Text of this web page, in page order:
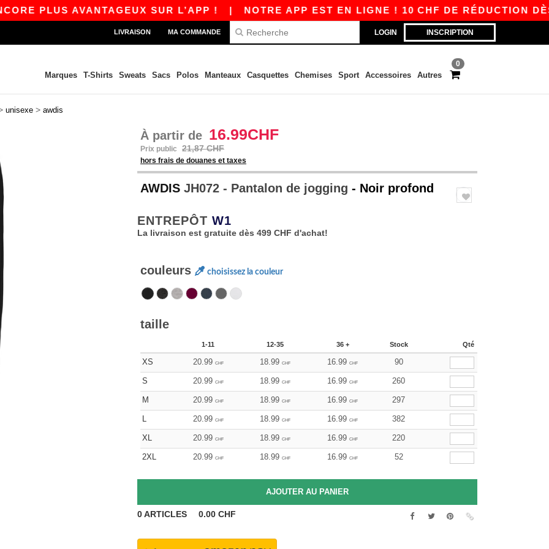
AVANTAGEUX SUR L’APP !|NOTRE APP EST EN LIGNE ! 10 CHF DE RÉDUCTION DÈS 80
LOGIN INSCRIPTION
LIVRAISON MA COMMANDE
0
Marques T-Shirts Sweats Sacs Polos Manteaux Casquettes Chemises Sport Accessoires Autres
unisexe > awdis
À partir de 16.99CHF
Prix public 21,87 CHF
hors frais de douanes et taxes
AWDIS JH072 - Pantalon de jogging - Noir profond
ENTREPÔT W1
La livraison est gratuite dès 499 CHF d'achat!
couleurs choisissez la couleur
taille
1-11 12-35 36 + Stock Qté
XS 20.99 CHF 18.99 CHF 16.99 CHF 90
S 20.99 CHF 18.99 CHF 16.99 CHF 260
M 20.99 CHF 18.99 CHF 16.99 CHF 297
L 20.99 CHF 18.99 CHF 16.99 CHF 382
XL 20.99 CHF 18.99 CHF 16.99 CHF 220
2XL 20.99 CHF 18.99 CHF 16.99 CHF 52
0ARTICLES 0.00 CHF